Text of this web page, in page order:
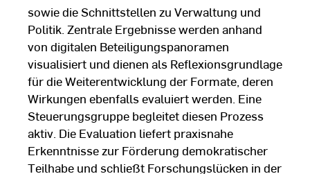
sowie die Schnittstellen zu Verwaltung und
Politik. Zentrale Ergebnisse werden anhand
von digitalen Beteiligungspanoramen
visualisiert und dienen als Reflexionsgrundlage
für die Weiterentwicklung der Formate, deren
Wirkungen ebenfalls evaluiert werden. Eine
Steuerungsgruppe begleitet diesen Prozess
aktiv. Die Evaluation liefert praxisnahe
Erkenntnisse zur Förderung demokratischer
Teilhabe und schließt Forschungslücken in der